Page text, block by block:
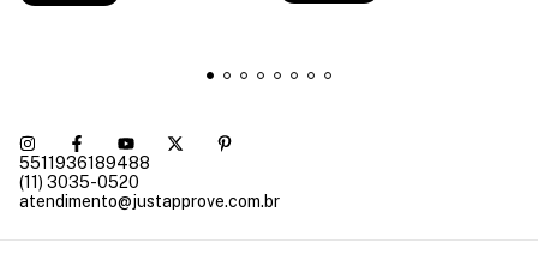
5511936189488
(11) 3035-0520
atendimento@justapprove.com.br